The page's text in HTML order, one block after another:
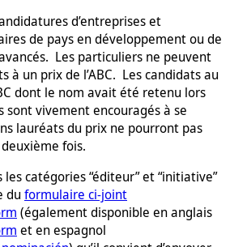
d’entreprises et
de pays en développement ou de
Les particuliers ne peuvent
à un prix de l’ABC. Les candidats au
dont le nom avait été retenu lors
sont vivement encouragés à se
lauréats du prix ne pourront pas
fois.
catégories “éditeur” et “initiative”
du formulaire ci-joint
(également disponible en anglais
et en espagnol